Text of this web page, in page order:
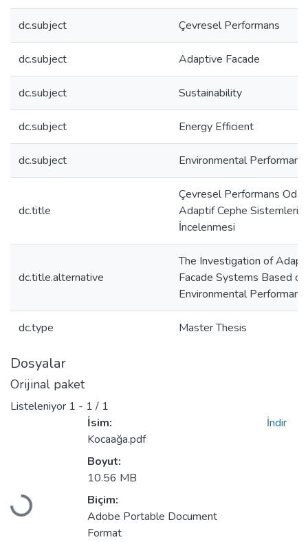
dc.subject Çevresel Performans
dc.subject Adaptive Facade
dc.subject Sustainability
dc.subject Energy Efficient
dc.subject Environmental
dc.title
Çevresel Performans
Adaptif Cephe
İncelenmesi
dc.title.alternative
The Investigation of
Facade Systems Based on
Environmental
dc.type Master Thesis
Dosyalar
Orijinal paket
Listeleniyor 1 - 1 / 1
Yükleniyor...
İsim:
Kocaağa.pdf
Boyut:
10.56 MB
Biçim:
Adobe Portable Document
Format
İndir